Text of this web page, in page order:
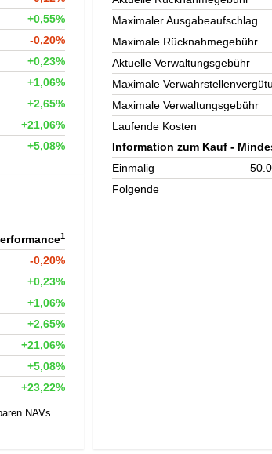
+0,55%
-0,20%
+0,23%
+1,06%
+2,65%
+21,06%
+5,08%
1
-0,20%
+0,23%
+1,06%
+2,65%
+21,06%
+5,08%
+23,22%
NAVs
Maximaler Ausgabeaufschlag
Maximale Rücknahmegebühr
Aktuelle Verwaltungsgebühr
Maximale
Maximale Verwaltungsgebühr
Laufende Kosten
Information zum Kauf -
Einmalig
Folgende